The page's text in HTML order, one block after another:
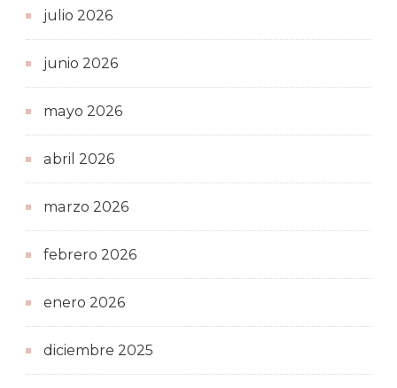
julio 2026
junio 2026
mayo 2026
abril 2026
marzo 2026
febrero 2026
enero 2026
diciembre 2025